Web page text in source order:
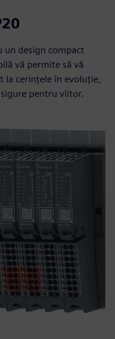
un design compact
vă permite să vă
la cerințele în evoluție,
pentru viitor.